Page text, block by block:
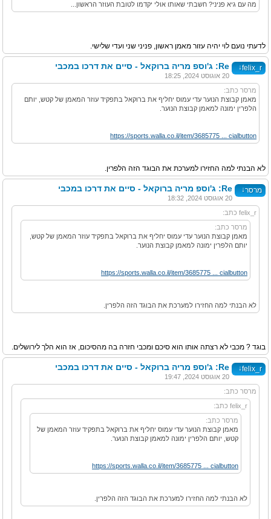
מה עם גיא פניני? חשבתי שאותו אולי יקדמו לטובת העוזר הראשון...
לדעתי נועם לוי יהיה עזור מאמן ראשון, פניני שני ועדי שלישי.
felix_r
↓ Re: ג'וספ מריה ברוקאל - סיים את דרכו במכבי
20 אוגוסט 2024, 18:25
מרסר כתב:
מאמן קבוצת הנוער עדי עמוס יחליף את ברוקאל בתפקיד עוזר המאמן של קטש, יותם
הלפרין ימונה למאמן קבוצת הנוער.
https://sports.walla.co.il/item/3685775 ... cialbutton
לא הבנתי למה החזירו למערכת את הבוגד הזה הלפרין.
מרסר↓ Re: ג'וספ מריה ברוקאל - סיים את דרכו במכבי
20 אוגוסט 2024, 18:32
felix_r כתב:
מרסר כתב:
מאמן קבוצת הנוער עדי עמוס יחליף את ברוקאל בתפקיד עוזר המאמן של קטש,
יותם הלפרין ימונה למאמן קבוצת הנוער.
https://sports.walla.co.il/item/3685775 ... cialbutton
לא הבנתי למה החזירו למערכת את הבוגד הזה הלפרין.
בוגד ? מכבי לא רצתה אותו הוא סיכם ומכבי חזרה בה מהסיכום, אז הוא הלך לירושלים.
felix_r
↓ Re: ג'וספ מריה ברוקאל - סיים את דרכו במכבי
20 אוגוסט 2024, 19:47
מרסר כתב:
felix_r כתב:
מרסר כתב:
מאמן קבוצת הנוער עדי עמוס יחליף את ברוקאל בתפקיד עוזר המאמן של
קטש, יותם הלפרין ימונה למאמן קבוצת הנוער.
https://sports.walla.co.il/item/3685775 ... cialbutton
לא הבנתי למה החזירו למערכת את הבוגד הזה הלפרין.